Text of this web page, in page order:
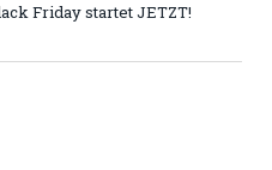
Friday startet JETZT!